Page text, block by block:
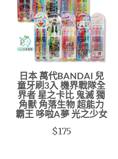
日本 萬代BANDAI 兒
童牙刷3入 機界戰隊全
界者 星之卡比 鬼滅 獨
角獸 角落生物 超能力
霸王 哆啦A夢 光之少女
$175